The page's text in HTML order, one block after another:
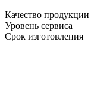
Качество продукции
Уровень сервиса
Срок изготовления